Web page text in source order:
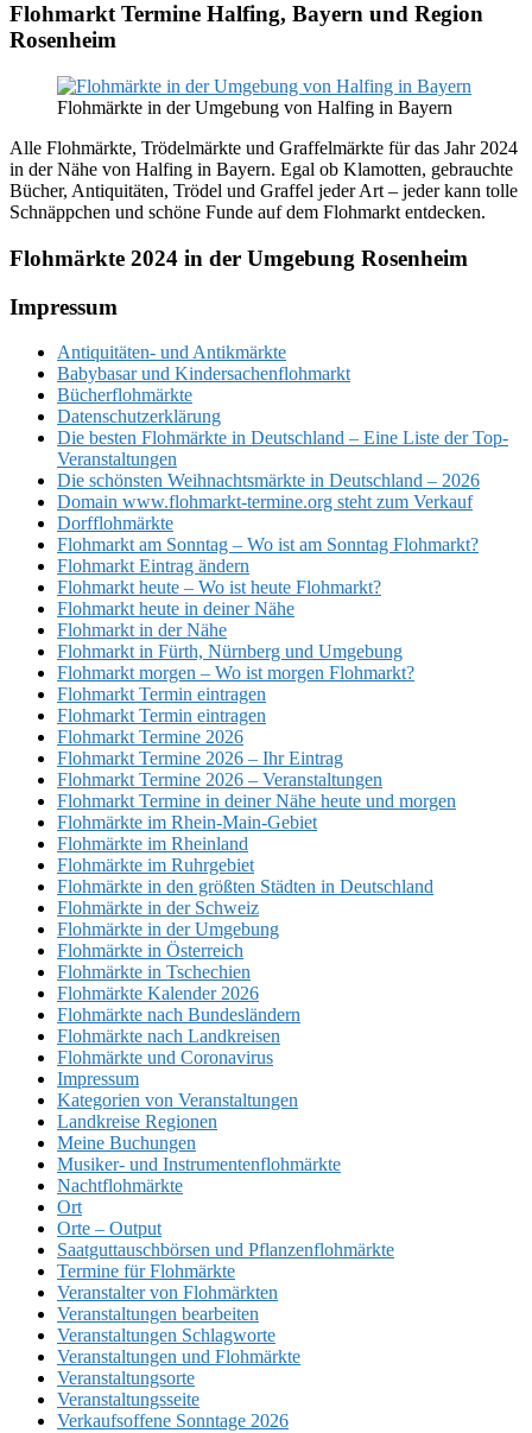
Flohmarkt Termine Halfing, Bayern und Region
Rosenheim
Flohmärkte in der Umgebung von Halfing in Bayern
Alle Flohmärkte, Trödelmärkte und Graffelmärkte für das Jahr 2024
in der Nähe von Halfing in Bayern. Egal ob Klamotten, gebrauchte
Bücher, Antiquitäten, Trödel und Graffel jeder Art – jeder kann tolle
Schnäppchen und schöne Funde auf dem Flohmarkt entdecken.
Flohmärkte 2024 in der Umgebung Rosenheim
Footer
Impressum
Antiquitäten- und Antikmärkte
Babybasar und Kindersachenflohmarkt
Bücherflohmärkte
Datenschutzerklärung
Die besten Flohmärkte in Deutschland – Eine Liste der Top-
Veranstaltungen
Die schönsten Weihnachtsmärkte in Deutschland – 2026
Domain www.flohmarkt-termine.org steht zum Verkauf
Dorfflohmärkte
Flohmarkt am Sonntag – Wo ist am Sonntag Flohmarkt?
Flohmarkt Eintrag ändern
Flohmarkt heute – Wo ist heute Flohmarkt?
Flohmarkt heute in deiner Nähe
Flohmarkt in der Nähe
Flohmarkt in Fürth, Nürnberg und Umgebung
Flohmarkt morgen – Wo ist morgen Flohmarkt?
Flohmarkt Termin eintragen
Flohmarkt Termin eintragen
Flohmarkt Termine 2026
Flohmarkt Termine 2026 – Ihr Eintrag
Flohmarkt Termine 2026 – Veranstaltungen
Flohmarkt Termine in deiner Nähe heute und morgen
Flohmärkte im Rhein-Main-Gebiet
Flohmärkte im Rheinland
Flohmärkte im Ruhrgebiet
Flohmärkte in den größten Städten in Deutschland
Flohmärkte in der Schweiz
Flohmärkte in der Umgebung
Flohmärkte in Österreich
Flohmärkte in Tschechien
Flohmärkte Kalender 2026
Flohmärkte nach Bundesländern
Flohmärkte nach Landkreisen
Flohmärkte und Coronavirus
Impressum
Kategorien von Veranstaltungen
Landkreise Regionen
Meine Buchungen
Musiker- und Instrumentenflohmärkte
Nachtflohmärkte
Ort
Orte – Output
Saatguttauschbörsen und Pflanzenflohmärkte
Termine für Flohmärkte
Veranstalter von Flohmärkten
Veranstaltungen bearbeiten
Veranstaltungen Schlagworte
Veranstaltungen und Flohmärkte
Veranstaltungsorte
Veranstaltungsseite
Verkaufsoffene Sonntage 2026